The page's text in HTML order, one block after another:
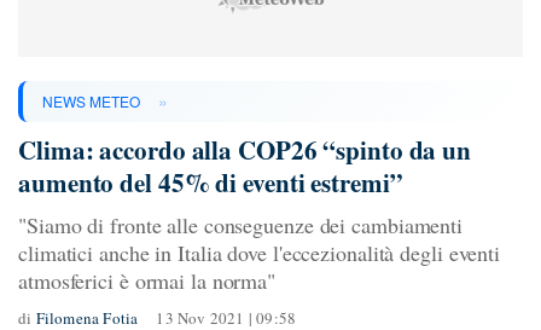
NEWS METEO »
Clima: accordo alla COP26 “spinto da un
aumento del 45% di eventi estremi”
"Siamo di fronte alle conseguenze dei cambiamenti
climatici anche in Italia dove l'eccezionalità degli eventi
atmosferici è ormai la norma"
di Filomena Fotia 13 Nov 2021 | 09:58